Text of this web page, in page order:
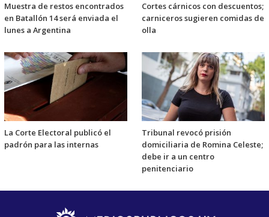
Muestra de restos encontrados
en Batallón 14 será enviada el
lunes a Argentina
Cortes cárnicos con descuentos;
carniceros sugieren comidas de
olla
La Corte Electoral publicó el
padrón para las internas
Tribunal revocó prisión
domiciliaria de Romina Celeste;
debe ir a un centro
penitenciario